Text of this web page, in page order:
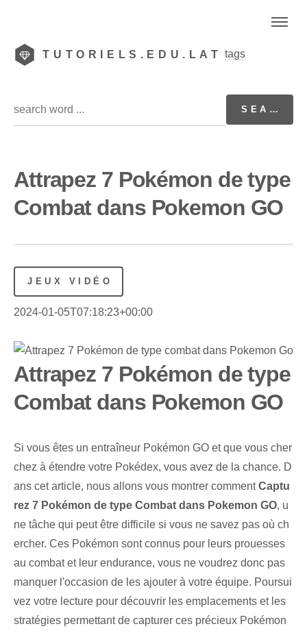
TUTORIELS.EDU.LAT tags
Attrapez 7 Pokémon de type
Combat dans Pokemon GO
JEUX VIDÉO
2024-01-05T07:18:23+00:00
Attrapez 7 Pokémon de type
Combat dans Pokemon GO
Si vous êtes un entraîneur Pokémon GO et que vous cher
chez à étendre votre Pokédex, vous avez de la chance. D
ans cet article, nous allons vous montrer commentCaptu
rez 7 Pokémon de type Combat dans Pokemon GO, u
ne tâche qui peut être difficile si vous ne savez pas où ch
ercher. Ces Pokémon sont connus pour leurs prouesses
au combat et leur endurance, vous ne voudrez donc pas
manquer l'occasion de les ajouter à votre équipe. Poursui
vez votre lecture pour découvrir les emplacements et les
stratégies permettant de capturer ces précieux Pokémon